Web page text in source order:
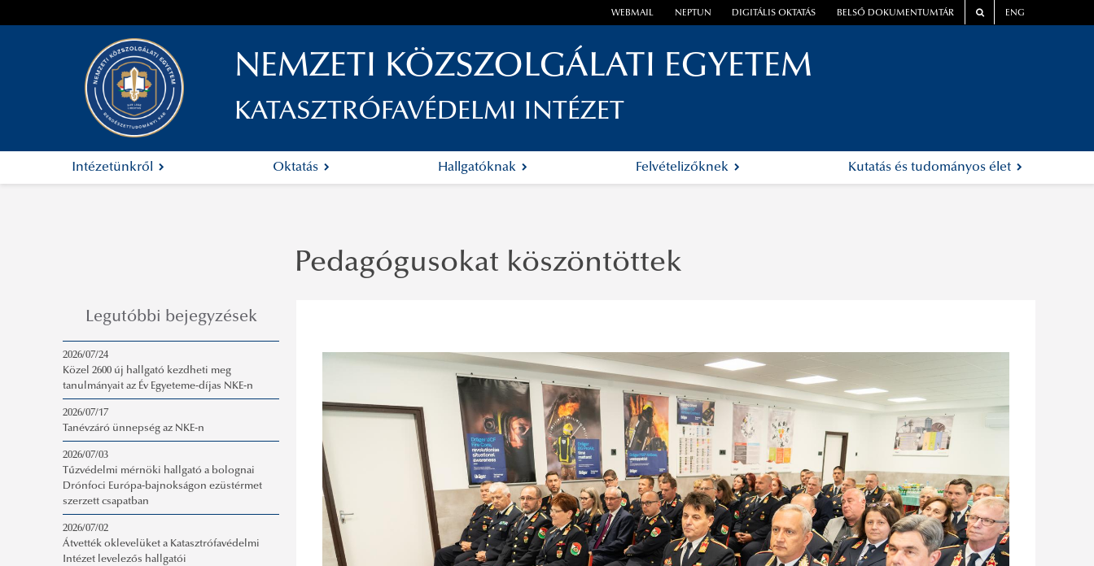
WEBMAIL NEPTUN DIGITÁLIS OKTATÁS BELSŐ DOKUMENTUMTÁR ENG
NEMZETI KÖZSZOLGÁLATI EGYETEM
KATASZTRÓFAVÉDELMI INTÉZET
Intézetünkről Oktatás Hallgatóknak Felvételizőknek Kutatás és tudományos élet
Legutóbbi bejegyzések
2026/07/24
Közel 2600 új hallgató kezdheti meg
tanulmányait az Év Egyeteme-díjas NKE-n
2026/07/17
Tanévzáró ünnepség az NKE-n
2026/07/03
Tűzvédelmi mérnöki hallgató a bolognai
Drónfoci Európa-bajnokságon ezüstérmet
szerzett csapatban
2026/07/02
Átvették oklevelüket a Katasztrófavédelmi
Intézet levelezős hallgatói
Pedagógusokat köszöntöttek